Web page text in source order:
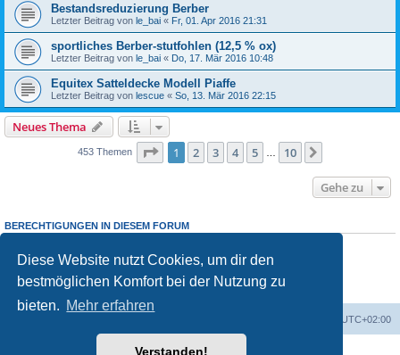
Diese Website nutzt Cookies, um dir den
bestmöglichen Komfort bei der Nutzung zu
bieten. Mehr erfahren
Verstanden!
Bestandsreduzierung Berber
Letzter Beitrag von le_bai « Fr, 01. Apr 2016 21:31
sportliches Berber-stutfohlen (12,5 % ox)
Letzter Beitrag von le_bai « Do, 17. Mär 2016 10:48
Equitex Satteldecke Modell Piaffe
Letzter Beitrag von lescue « So, 13. Mär 2016 22:15
Neues Thema
453 Themen Seite 1von 10
1 2 3 4 5 10
Gehe zu
BERECHTIGUNGEN IN DIESEM FORUM
Du darfst keineAntworten zu Themen in diesem Forum erstellen.
Du darfst deine Beiträge in diesem Forumnichtändern.
Du darfst deine Beiträge in diesem Forum nicht löschen.
keine
UTC+02:00
Powered byphpBB® Forum Software © phpBB Limited